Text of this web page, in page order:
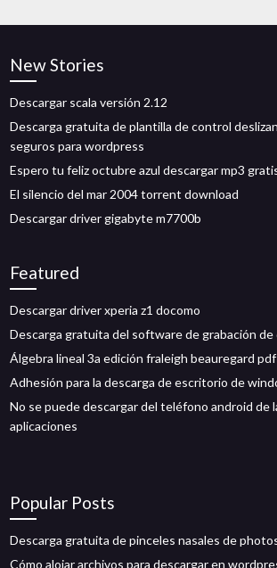
New Stories
Descargar scala versión 2.12
Descarga gratuita de plantilla de control
seguros para wordpress
Espero tu feliz octubre azul descargar mp3
El silencio del mar 2004 torrent download
Descargar driver gigabyte m7700b
Featured
Descargar driver xperia z1 docomo
Descarga gratuita del software de grabación de
Álgebra lineal 3a edición fraleigh beauregard
Adhesión para la descarga de escritorio de
No se puede descargar del teléfono android de
aplicaciones
Popular Posts
Descarga gratuita de pinceles nasales de
Cómo alojar archivos para descargar en